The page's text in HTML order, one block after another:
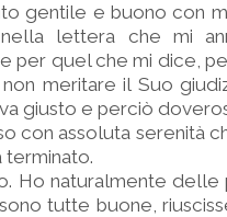
gentile e buono con
lettera che mi
per quel che mi dice,
meritare il Suo
giusto e perciò
con assoluta serenità
terminato.
Ho naturalmente delle
tutte buone,